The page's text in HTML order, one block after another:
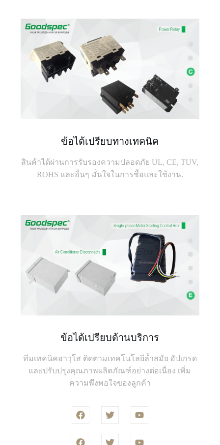
ข้อได้เปรียบทางเทคนิค
สินค้าได้ผ่านการรับรองความปลอดภัย UL, CE, TUV,
ROHS และอื่นๆ มั่นใจในการซื้อและใช้งาน.
ข้อได้เปรียบด้านบริการ
ทีมเทคนิคอาวุโส ติดตามเทคโนโลยีล้ำสมัย อัปเกรด
และปรับปรุงคุณภาพผลิตภัณฑ์อย่างต่อเนื่อง เพิ่ม
ความพึงพอใจของลูกค้า